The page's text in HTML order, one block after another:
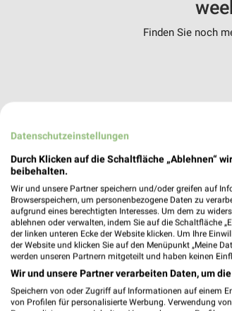
Finden Sie noch
Datenschutzeinstellungen
Durch Klicken auf die Schaltfläche „Ablehnen“
beibehalten.
Wir und unsere Partner speichern und/oder greifen auf
Browserspeichern, um personenbezogene Daten zu
aufgrund eines berechtigten Interesses. Um dem zu
ablehnen oder verwalten, indem Sie auf die Schaltfläche
der linken unteren Ecke der Website klicken. Um Ihre
der Website und klicken Sie auf den Menüpunkt „Meine
werden unseren Partnern mitgeteilt und haben keinen
Wir und unsere Partner verarbeiten Daten, um
Speichern von oder Zugriff auf Informationen auf einem
von Profilen für personalisierte Werbung. Verwendung